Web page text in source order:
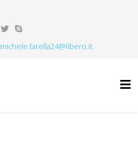
michele.farella24@libero.it